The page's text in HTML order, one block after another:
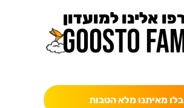
אלינו למועדון
מאיתנו מלא הטבות